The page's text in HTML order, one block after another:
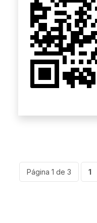
Página 1 de 3 1